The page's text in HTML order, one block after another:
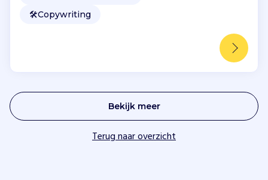
🛠️Copywriting
Bekijk meer
Terug naar overzicht